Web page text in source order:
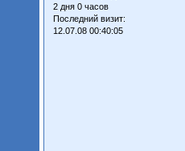
2 дня 0 часов
Последний визит:
12.07.08 00:40:05